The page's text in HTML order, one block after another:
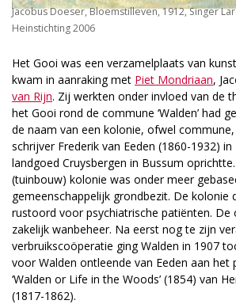
Jacobus Doeser, Bloemstilleven, 1912, Singer
Heinstichting 2006
Het Gooi was een verzamelplaats van
kwam in aanraking met Piet Mondriaan,
van Rijn. Zij werkten onder invloed van de
het Gooi rond de commune ‘Walden’ had
de naam van een kolonie, ofwel
schrijver Frederik van Eeden (1860-1932)
landgoed Cruysbergen in Bussum
(tuinbouw) kolonie was onder meer
gemeenschappelijk grondbezit. De kolonie
rustoord voor psychiatrische patiënten.
zakelijk wanbeheer. Na eerst nog te zijn
verbruikscoöperatie ging Walden in 1907
voor Walden ontleende van Eeden aan het
‘Walden or Life in the Woods’ (1854) van
(1817-1862).